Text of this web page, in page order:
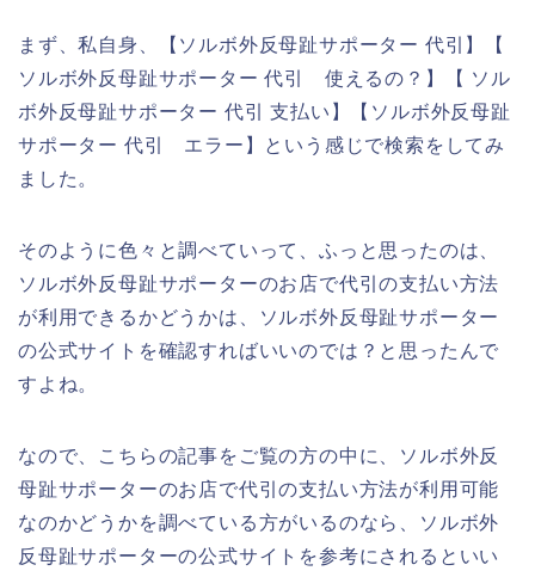
まず、私自身、【ソルボ外反母趾サポーター 代引】【
ソルボ外反母趾サポーター 代引 使えるの？】【 ソル
ボ外反母趾サポーター 代引 支払い】【ソルボ外反母趾
サポーター 代引 エラー】という感じで検索をしてみ
ました。
そのように色々と調べていって、ふっと思ったのは、
ソルボ外反母趾サポーターのお店で代引の支払い方法
が利用できるかどうかは、ソルボ外反母趾サポーター
の公式サイトを確認すればいいのでは？と思ったんで
すよね。
なので、こちらの記事をご覧の方の中に、ソルボ外反
母趾サポーターのお店で代引の支払い方法が利用可能
なのかどうかを調べている方がいるのなら、ソルボ外
反母趾サポーターの公式サイトを参考にされるといい